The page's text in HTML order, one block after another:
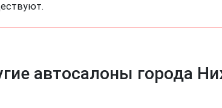
автосалоны города